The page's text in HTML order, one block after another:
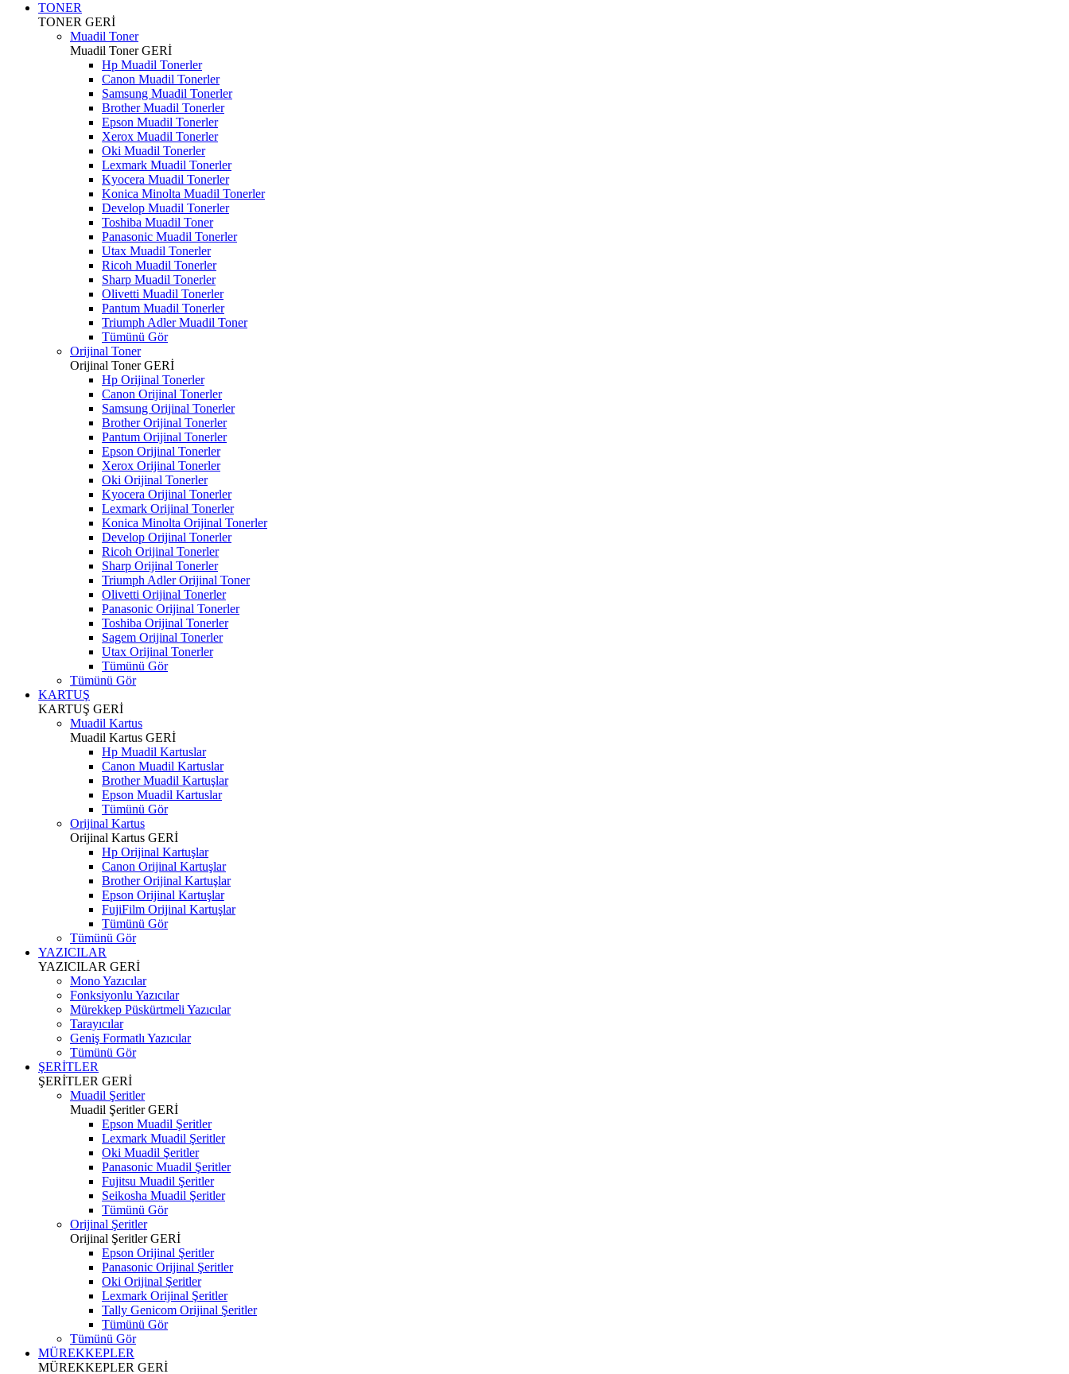
TONER
TONER GERİ
Muadil Toner
Muadil TonerGERİ
Hp Muadil Tonerler
Canon Muadil Tonerler
Samsung Muadil Tonerler
Brother Muadil Tonerler
Epson Muadil Tonerler
Xerox Muadil Tonerler
Oki Muadil Tonerler
Lexmark Muadil Tonerler
Kyocera Muadil Tonerler
Konica Minolta Muadil Tonerler
Develop Muadil Tonerler
Toshiba Muadil Toner
Panasonic Muadil Tonerler
Utax Muadil Tonerler
Ricoh Muadil Tonerler
Sharp Muadil Tonerler
Olivetti Muadil Tonerler
Pantum Muadil Tonerler
Triumph Adler Muadil Toner
Tümünü Gör
Orijinal Toner
Orijinal TonerGERİ
Hp Orijinal Tonerler
Canon Orijinal Tonerler
Samsung Orijinal Tonerler
Brother Orijinal Tonerler
Pantum Orijinal Tonerler
Epson Orijinal Tonerler
Xerox Orijinal Tonerler
Oki Orijinal Tonerler
Kyocera Orijinal Tonerler
Lexmark Orijinal Tonerler
Konica Minolta Orijinal Tonerler
Develop Orijinal Tonerler
Ricoh Orijinal Tonerler
Sharp Orijinal Tonerler
Triumph Adler Orijinal Toner
Olivetti Orijinal Tonerler
Panasonic Orijinal Tonerler
Toshiba Orijinal Tonerler
Sagem Orijinal Tonerler
Utax Orijinal Tonerler
Tümünü Gör
Tümünü Gör
KARTUŞ
KARTUŞ GERİ
Muadil Kartus
Muadil Kartus GERİ
Hp Muadil Kartuslar
Canon Muadil Kartuslar
Brother Muadil Kartuşlar
Epson Muadil Kartuslar
Tümünü Gör
Orijinal Kartus
Orijinal Kartus GERİ
Hp Orijinal Kartuşlar
Canon Orijinal Kartuşlar
Brother Orijinal Kartuşlar
Epson Orijinal Kartuşlar
FujiFilm Orijinal Kartuşlar
Tümünü Gör
Tümünü Gör
YAZICILAR
YAZICILAR GERİ
Mono Yazıcılar
Fonksiyonlu Yazıcılar
Mürekkep Püskürtmeli Yazıcılar
Tarayıcılar
Geniş Formatlı Yazıcılar
Tümünü Gör
ŞERİTLER
ŞERİTLER GERİ
Muadil Şeritler
Muadil ŞeritlerGERİ
Epson Muadil Şeritler
Lexmark Muadil Şeritler
Oki Muadil Şeritler
Panasonic Muadil Şeritler
Fujitsu Muadil Şeritler
Seikosha Muadil Şeritler
Tümünü Gör
Orijinal Şeritler
Orijinal ŞeritlerGERİ
Epson Orijinal Şeritler
Panasonic Orijinal Şeritler
Oki Orijinal Şeritler
Lexmark Orijinal Şeritler
Tally Genicom Orijinal Şeritler
Tümünü Gör
Tümünü Gör
MÜREKKEPLER
MÜREKKEPLER GERİ